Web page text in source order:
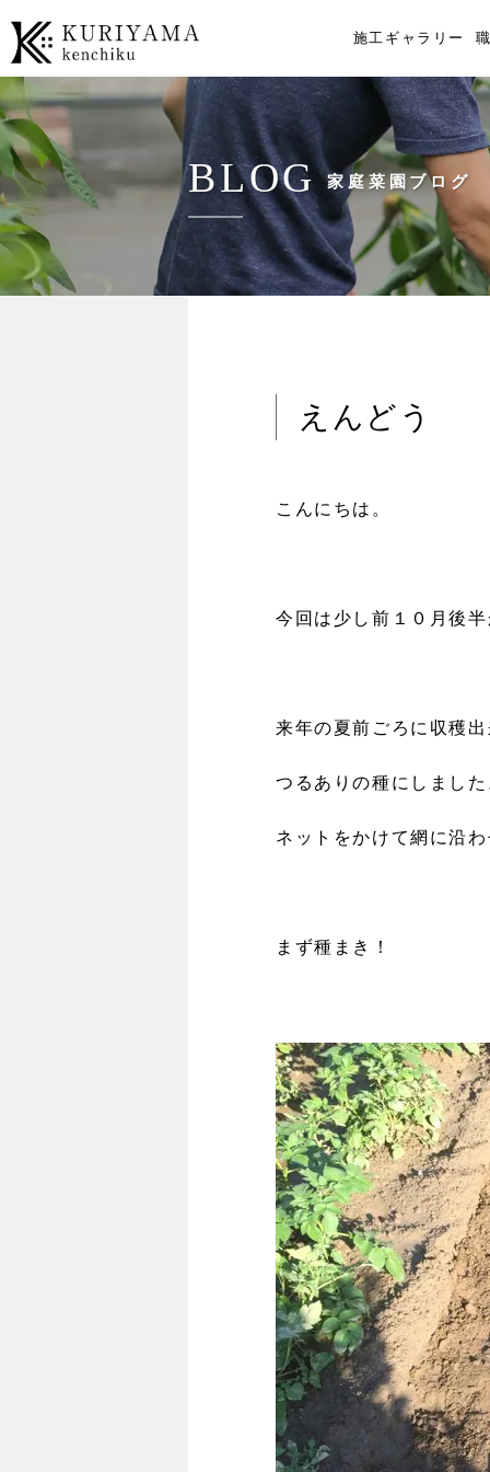
施工ギャラリー
BLOG 家庭菜園ブログ
えんどう
こんにちは。
今回は少し前１０月後
来年の夏前ごろに収穫
つるありの種にしまし
ネットをかけて網に沿
まず種まき！